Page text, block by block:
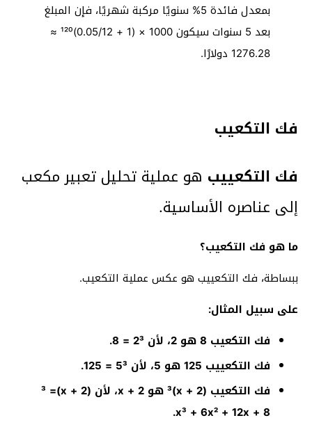
بمعدل فائدة 5% سنويًا مركبة شهريًا، فإن المبلغ
بعد 5 سنوات سيكون 1000 × (1 + 0.05/12)¹²⁰ ≈
1276.28 دولارًا.
فك التكعيب
فك التكعييب هو عملية تحليل تعبير مكعب
إلى عناصره الأساسية.
ما هو فك التكعيب؟
ببساطة، فك التكعييب هو عكس عملية التكعيب.
على سبيل المثال:
فك التكعيب 8 هو 2، لأن 2³ = 8.
فك التكعييب 125 هو 5، لأن 5³ = 125.
فك التكعيب (x + 2)³ هو x + 2، لأن (x + 2)³ =
x³ + 6x² + 12x + 8.